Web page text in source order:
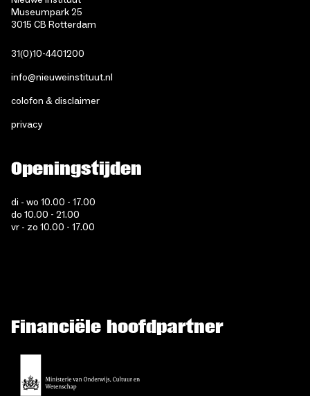
Museumpark 25
3015 CB Rotterdam
31(0)10-4401200
info@nieuweinstituut.nl
colofon & disclaimer
privacy
Openingstijden
di - wo 10.00 - 17.00
do 10.00 - 21.00
vr - zo 10.00 - 17.00
Financiële hoofdpartner